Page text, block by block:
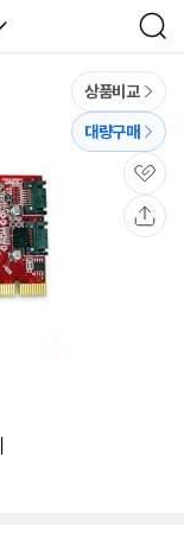
검
색
상품비교
대량구매
관
심